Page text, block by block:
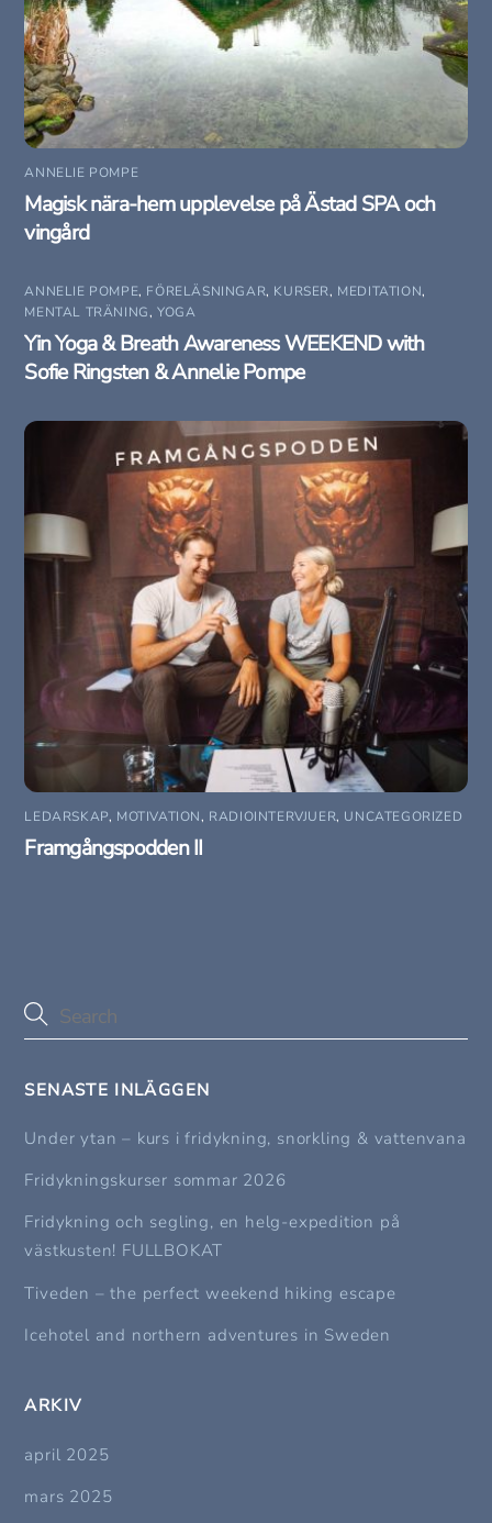
ANNELIE POMPE
Magisk nära-hem upplevelse på Ästad SPA och
vingård
ANNELIE POMPE, FÖRELÄSNINGAR, KURSER, MEDITATION,
MENTAL TRÄNING,YOGA
Yin Yoga & Breath Awareness WEEKEND with
Sofie Ringsten & Annelie Pompe
LEDARSKAP, MOTIVATION, RADIOINTERVJUER, UNCATEGORIZED
Framgångspodden II
SENASTE INLÄGGEN
Under ytan – kurs i fridykning, snorkling & vattenvana
Fridykningskurser sommar 2026
Fridykning och segling, en helg-expedition på
västkusten! FULLBOKAT
Tiveden – the perfect weekend hiking escape
Icehotel and northern adventures in Sweden
ARKIV
april 2025
mars 2025